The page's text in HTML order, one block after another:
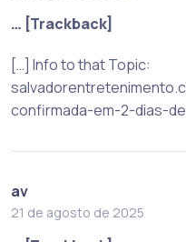
… [Trackback]
[…] Info to that Topic:
confirmada-em-2-dias-
av
21 de agosto de 2025